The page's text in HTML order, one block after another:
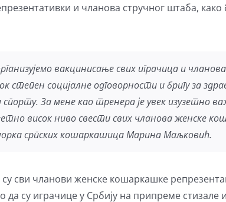
и чланова стручног штаба,
вакцинисање свих играчица и
степен социјалне одговорности и бригу за
За мене као тренера је увек изузетно
висок ниво свести свих чланова женске
српских кошаркашица Марина Маљковић.
сви чланови женске кошаркашке
су играчице у Србију на припреме стизале